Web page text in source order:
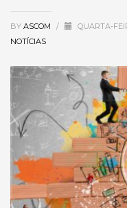
BY ASCOM / QUARTA-
NOTÍCIAS